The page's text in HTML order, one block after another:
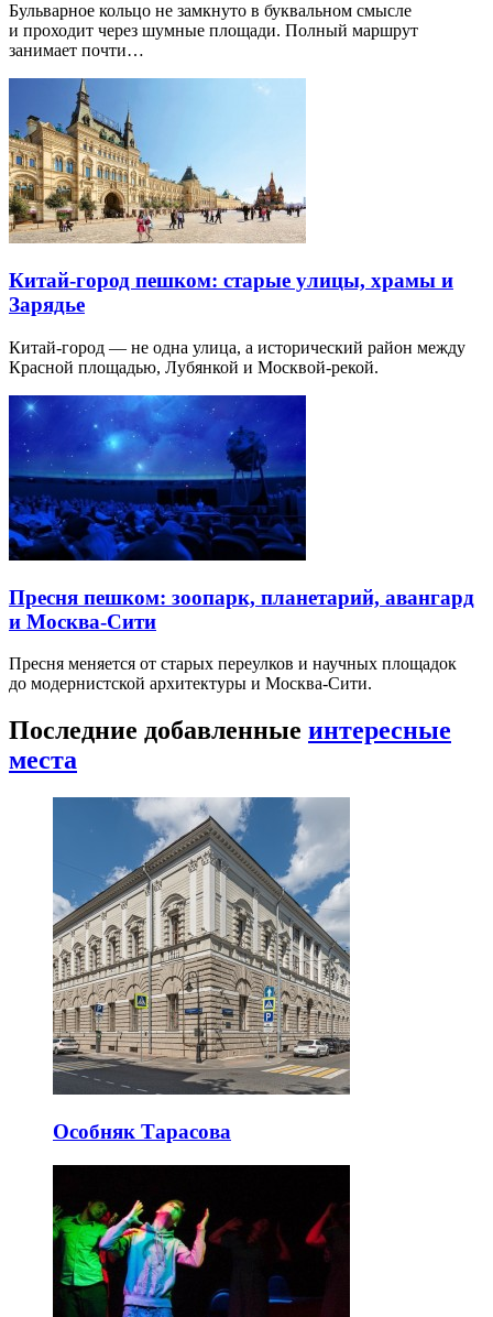
Бульварное кольцо не замкнуто в буквальном смысле
и проходит через шумные площади. Полный маршрут
занимает почти…
Китай-город пешком: старые улицы, храмы и
Зарядье
Китай-город — не одна улица, а исторический район между
Красной площадью, Лубянкой и Москвой-рекой.
Пресня пешком: зоопарк, планетарий, авангард
и Москва-Сити
Пресня меняется от старых переулков и научных площадок
до модернистской архитектуры и Москва-Сити.
Последние добавленные интересные
места
Особняк Тарасова